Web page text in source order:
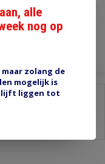
alle
nog op
zolang de
mogelijk is
liggen tot